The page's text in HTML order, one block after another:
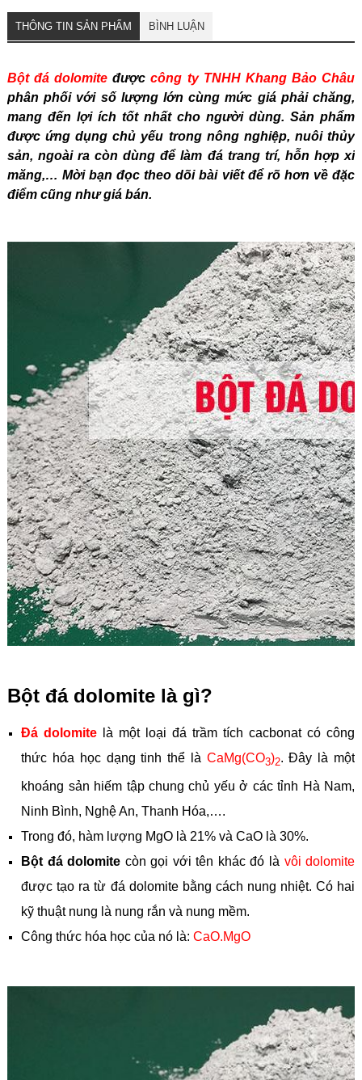
THÔNG TIN SẢN PHẨM BÌNH LUẬN
Bột đá dolomite đượccông ty TNHH Khang Bảo Châu
phân phối với số lượng lớn cùng mức giá phải chăng,
mang đến lợi ích tốt nhất cho người dùng. Sản phẩm
được ứng dụng chủ yếu trong nông nghiệp, nuôi thủy
sản, ngoài ra còn dùng để làm đá trang trí, hỗn hợp xi
măng,… Mời bạn đọc theo dõi bài viết để rõ hơn về đặc
điểm cũng như giá bán.
Bột đá dolomite là gì?
Đá dolomite là một loại đá trầm tích cacbonat có công
thức hóa học dạng tinh thể là CaMg(CO3)2. Đây là một
khoáng sản hiếm tập chung chủ yếu ở các tỉnh Hà Nam,
Ninh Bình, Nghệ An, Thanh Hóa,….
Trong đó, hàm lượng MgO là 21% và CaO là 30%.
Bột đá dolomite còn gọi với tên khác đó là vôi dolomite
được tạo ra từ đá dolomite bằng cách nung nhiệt. Có hai
kỹ thuật nung là nung rắn và nung mềm.
Công thức hóa học của nó là:CaO.MgO